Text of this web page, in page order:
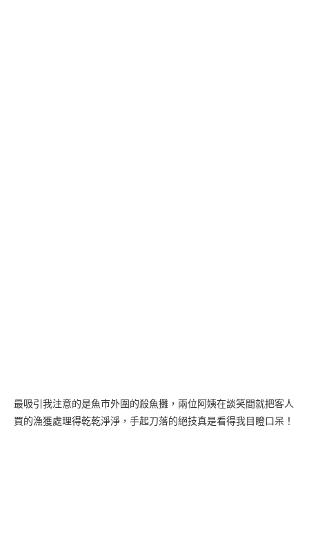
最吸引我注意的是魚市外圍的殺魚攤，兩位阿姨在談笑間就把客人
買的漁獲處理得乾乾淨淨，手起刀落的絕技真是看得我目瞪口呆！